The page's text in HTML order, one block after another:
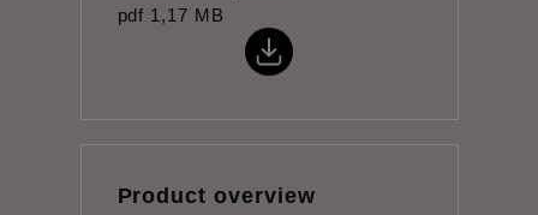
pdf 1,17 MB
Product overview